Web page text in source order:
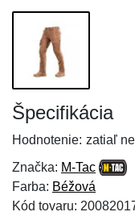
Špecifikácia
Hodnotenie: zatiaľ
Značka: M-Tac
Farba: Béžová
Kód tovaru: